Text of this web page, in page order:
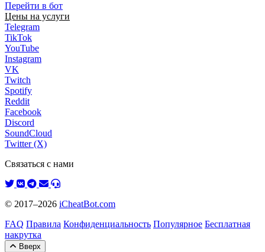
Перейти в бот
Цены на услуги
Telegram
TikTok
YouTube
Instagram
VK
Twitch
Spotify
Reddit
Facebook
Discord
SoundCloud
Twitter (X)
Связаться с нами
© 2017–2026 iCheatBot.com
FAQ Правила Конфиденциальность Популярное Бесплатная
накрутка
Вверх